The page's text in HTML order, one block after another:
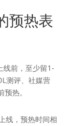
预热表
线前，至少留1-
测评、社媒营
热。
线，预热时间相